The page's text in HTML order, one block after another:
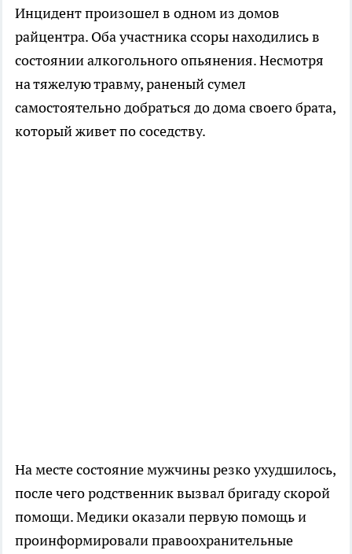
Инцидент произошел в одном из домов
райцентра. Оба участника ссоры находились в
состоянии алкогольного опьянения. Несмотря
на тяжелую травму, раненый сумел
самостоятельно добраться до дома своего брата,
который живет по соседству.
На месте состояние мужчины резко ухудшилось,
после чего родственник вызвал бригаду скорой
помощи. Медики оказали первую помощь и
проинформировали правоохранительные